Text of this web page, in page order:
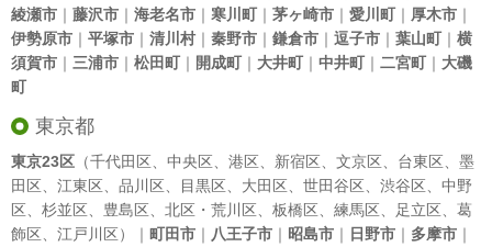
綾瀬市 ｜ 藤沢市 ｜ 海老名市 ｜ 寒川町｜ 茅ヶ崎市 ｜ 愛川町｜ 厚木市 ｜
伊勢原市 ｜ 平塚市 ｜ 清川村｜ 秦野市 ｜ 鎌倉市 ｜ 逗子市 ｜ 葉山町｜ 横
須賀市 ｜ 三浦市 ｜ 松田町｜ 開成町｜ 大井町｜ 中井町｜ 二宮町｜ 大磯
町
東京都
東京23区 （千代田区 中央区 港区 新宿区 文京区 台東区
墨
田区
江東区 品川区 目黒区 大田区 世田谷区 渋谷区
中野
区
杉並区 豊島区 北区 ・ 荒川区 板橋区 練馬区 足立区
葛
飾区
江戸川区）｜ 町田市 ｜ 八王子市 ｜ 昭島市 ｜ 日野市 ｜ 多摩市 ｜